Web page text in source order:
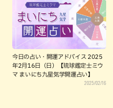
今日の占い・開運アドバイス 2025
年2月16日（日）【琉球鑑定士ミウ
マ まいにち九星気学開運占い】
2025/02/16